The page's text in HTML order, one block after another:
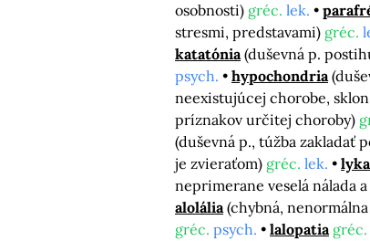
osobnosti) gréc. lek.
stresmi, predstavami) gréc.
katatónia (duševná p.
psych.
hypochondria
neexistujúcej chorobe,
príznakov určitej choroby)
(duševná p., túžba zakladať
je zvieraťom) gréc. lek.
neprimerane veselá nálada
alolália (chybná,
gréc. psych. lalopatia gréc.